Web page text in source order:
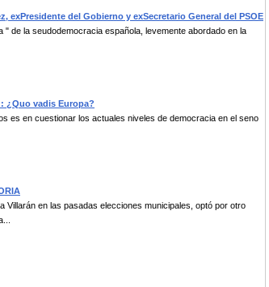
exPresidente del Gobierno y exSecretario General del PSOE
de la seudodemocracia española, levemente abordado en la
¿Quo vadis Europa?
es en cuestionar los actuales niveles de democracia en el seno
Villarán en las pasadas elecciones municipales, optó por otro